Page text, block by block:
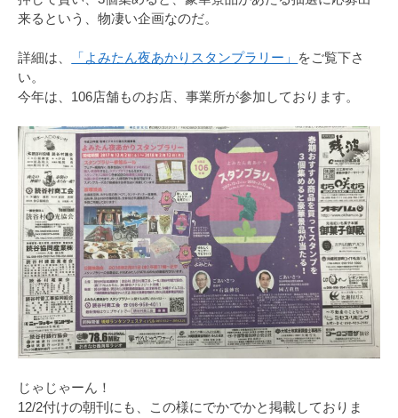
来るという、物凄い企画なのだ。
詳細は、 「よみたん夜あかりスタンプラリー」
をご覧下さ
い。
今年は、106店舗ものお店、事業所が参加しております。
じゃじゃーん！
12/2付けの朝刊にも、この様にでかでかと掲載しておりま